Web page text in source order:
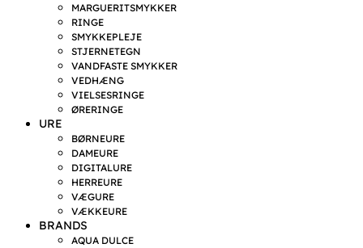
MARGUERITSMYKKER
RINGE
SMYKKEPLEJE
STJERNETEGN
VANDFASTE SMYKKER
VEDHÆNG
VIELSESRINGE
ØRERINGE
URE
BØRNEURE
DAMEURE
DIGITALURE
HERREURE
VÆGURE
VÆKKEURE
BRANDS
AQUA DULCE